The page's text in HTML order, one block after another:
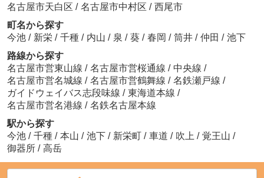
名古屋市天白区 / 名古屋市中村区 / 西尾市
町名から探す
今池 / 新栄 / 千種 / 内山 / 泉 / 葵 / 春岡 / 筒井 / 仲田 / 池下
路線から探す
名古屋市営東山線 / 名古屋市営桜通線 / 中央線 /
名古屋市営名城線 / 名古屋市営鶴舞線 / 名鉄瀬戸線 /
ガイドウェイバス志段味線 / 東海道本線 /
名古屋市営名港線 / 名鉄名古屋本線
駅から探す
今池 / 千種 / 本山 / 池下 / 新栄町 / 車道 / 吹上 / 覚王山 /
御器所 / 高岳